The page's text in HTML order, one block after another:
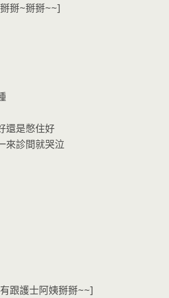
掰~掰掰~~]
還是憋住好
來診間就哭泣
跟護士阿姨掰掰~~]